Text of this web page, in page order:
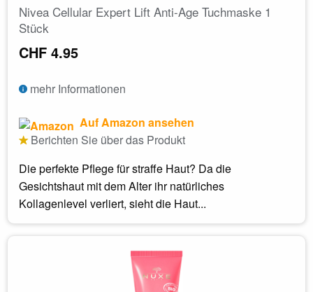
Nivea Cellular Expert Lift Anti-Age Tuchmaske 1
Stück
CHF 4.95
mehr Informationen
Auf Amazon ansehen
Berichten Sie über das Produkt
Die perfekte Pflege für straffe Haut? Da die
Gesichtshaut mit dem Alter ihr natürliches
Kollagenlevel verliert, sieht die Haut...